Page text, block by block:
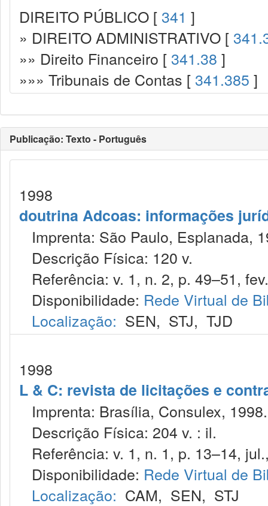
DIREITO PÚBLICO [ 341 ]
» DIREITO ADMINISTRATIVO [
»» Direito Financeiro [ 341.38 ]
»»» Tribunais de Contas [ 341.385 ]
Publicação: Texto - Português
1998
doutrina Adcoas: informações
Imprenta: São Paulo, Esplanada,
Descrição Física: 120 v.
Referência: v. 1, n. 2, p. 49–51,
Disponibilidade: Rede Virtual de
Localização: SEN, STJ, TJD
1998
L & C: revista de licitações e
Imprenta: Brasília, Consulex, 1998.
Descrição Física: 204 v. : il.
Referência: v. 1, n. 1, p. 13–14,
Disponibilidade: Rede Virtual de
Localização: CAM, SEN, STJ